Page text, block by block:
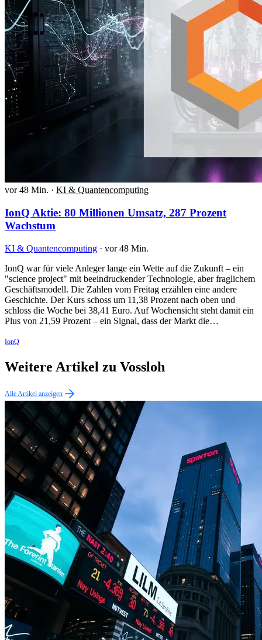
vor 48 Min. · KI & Quantencomputing
IonQ Aktie: 80 Millionen Umsatz, 287 Prozent
Wachstum
KI & Quantencomputing · vor 48 Min.
IonQ war für viele Anleger lange ein Wette auf die Zukunft – ein
"science project" mit beeindruckender Technologie, aber fraglichem
Geschäftsmodell. Die Zahlen vom Freitag erzählen eine andere
Geschichte. Der Kurs schoss um 11,38 Prozent nach oben und
schloss die Woche bei 38,41 Euro. Auf Wochensicht steht damit ein
Plus von 21,59 Prozent – ein Signal, dass der Markt die…
IonQ
Weitere Artikel zu Vossloh
Alle Artikel anzeigen